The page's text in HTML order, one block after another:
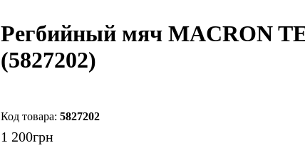
Регбийный мяч MACRON
(5827202)
5827202
1 200грн